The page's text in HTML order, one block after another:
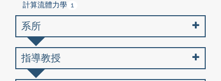
計算流體力學 1
系所
指導教授